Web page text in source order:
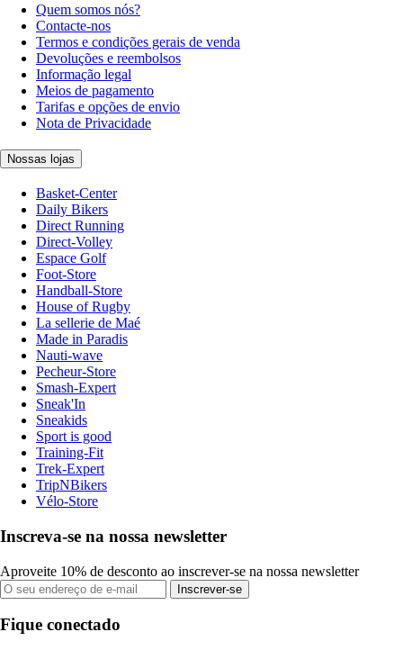
Quem somos nós?
Contacte-nos
Termos e condições gerais de venda
Devoluções e reembolsos
Informação legal
Meios de pagamento
Tarifas e opções de envio
Nota de Privacidade
Nossas lojas
Basket-Center
Daily Bikers
Direct Running
Direct-Volley
Espace Golf
Foot-Store
Handball-Store
House of Rugby
La sellerie de Maé
Made in Paradis
Nauti-wave
Pecheur-Store
Smash-Expert
Sneak'In
Sneakids
Sport is good
Training-Fit
Trek-Expert
TripNBikers
Vélo-Store
Inscreva-se na nossa newsletter
Aproveite 10% de desconto ao inscrever-se na nossa newsletter
Inscrever-se
Fique conectado